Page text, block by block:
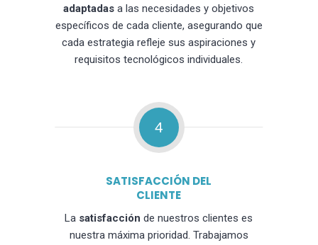
adaptadas a las necesidades y objetivos
específicos de cada cliente, asegurando que
cada estrategia refleje sus aspiraciones y
requisitos tecnológicos individuales.
4
SATISFACCIÓN DEL
CLIENTE
La satisfacción de nuestros clientes es
nuestra máxima prioridad. Trabajamos